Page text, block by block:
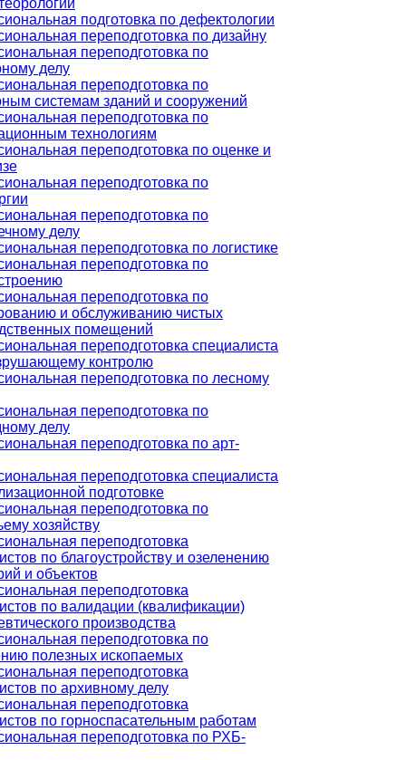
подготовка по дефектологии
переподготовка по дизайну
переподготовка по
делу
переподготовка по
системам зданий и сооружений
переподготовка по
технологиям
переподготовка по оценке и
переподготовка по
переподготовка по
делу
переподготовка по логистике
переподготовка по
переподготовка по
и обслуживанию чистых
помещений
переподготовка специалиста
контролю
переподготовка по лесному
переподготовка по
делу
переподготовка по арт-
переподготовка специалиста
подготовке
переподготовка по
хозяйству
переподготовка
по благоустройству и озеленению
и объектов
переподготовка
по валидации (квалификации)
производства
переподготовка по
полезных ископаемых
переподготовка
по архивному делу
переподготовка
по горноспасательным работам
переподготовка по РХБ-